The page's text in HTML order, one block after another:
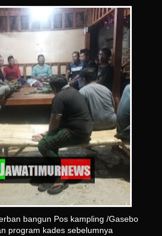
bangun Pos kampling /Gasebo
program kades sebelumnya